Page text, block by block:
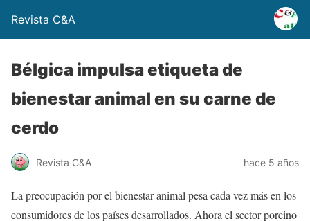
Revista C&A
Bélgica impulsa etiqueta de
bienestar animal en su carne de
cerdo
Revista C&A hace 5 años
La preocupación por el bienestar animal pesa cada vez más en los
consumidores de los países desarrollados. Ahora el sector porcino